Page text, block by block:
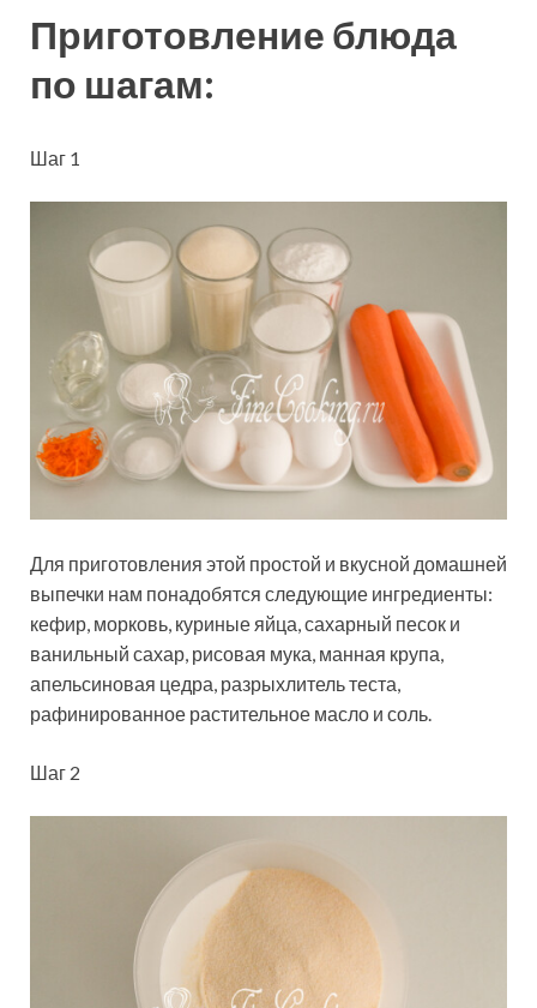
Приготовление блюда
по шагам:
Шаг 1
Для приготовления этой простой и вкусной домашней
выпечки нам понадобятся следующие ингредиенты:
кефир, морковь, куриные яйца, сахарный песок и
ванильный сахар, рисовая мука, манная крупа,
апельсиновая цедра, разрыхлитель теста,
рафинированное растительное масло и соль.
Шаг 2